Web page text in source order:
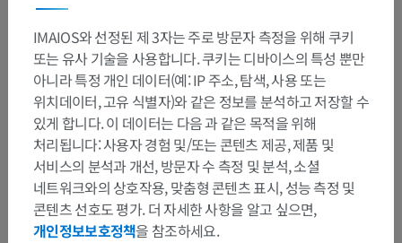
번역
문제를 발견하셨나요?
수정이나, 번역 또는 콘텐츠 개선에 제안이 있으면 언제든
연락 주세요.
문제 보고
IMAIOS와 선정된 제 3자는 주로 방문자 측정을 위해 쿠키
또는 유사 기술을 사용합니다. 쿠키는 디바이스의 특성 뿐만
아니라 특정 개인 데이터(예: IP 주소, 탐색, 사용 또는
위치데이터, 고유 식별자)와 같은 정보를 분석하고 저장할 수
있게 합니다. 이 데이터는 다음 과 같은 목적을 위해
처리됩니다: 사용자 경험 및/또는 콘텐츠 제공, 제품 및
서비스의 분석과 개선, 방문자 수 측정 및 분석, 소셜
네트워크와의 상호작용, 맞춤형 콘텐츠 표시, 성능 측정 및
콘텐츠 선호도 평가. 더 자세한 사항을 알고 싶으면,
개인정보보호정책을 참조하세요.